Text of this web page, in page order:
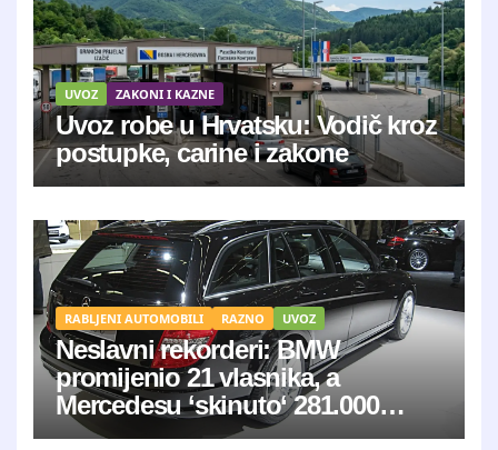
UVOZ ZAKONI I KAZNE
Uvoz robe u Hrvatsku: Vodič kroz
postupke, carine i zakone
RABLJENI AUTOMOBILI RAZNO UVOZ
Neslavni rekorderi: BMW
promijenio 21 vlasnika, a
Mercedesu ‘skinuto‘ 281.000
kilometara